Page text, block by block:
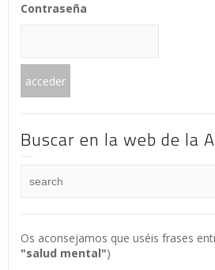
Contraseña
Buscar en la web de la
Os aconsejamos que uséis frases
"salud mental")